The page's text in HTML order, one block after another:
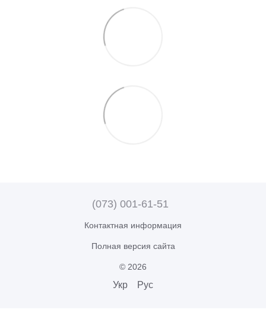
(073) 001-61-51
Контактная информация
Полная версия сайта
© 2026
Укр Рус